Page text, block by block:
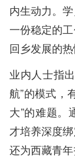
内生动力。
一份稳定的
回乡发展的热
业内人士指
航”的模式，
大”的难题。
才培养深度
还为西藏青